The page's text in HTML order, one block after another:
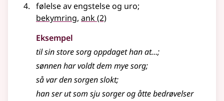
følelse av engstelse og uro;
bekymring, ank(2)
Eksempel
til sin storesorgoppdaget han at…;
sønnen har voldt dem myesorg;
så var densorgenslokt;
han ser ut som sju sorger og åttebedrøvelser